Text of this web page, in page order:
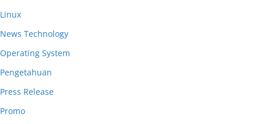
Linux
News Technology
Operating System
Pengetahuan
Press Release
Promo